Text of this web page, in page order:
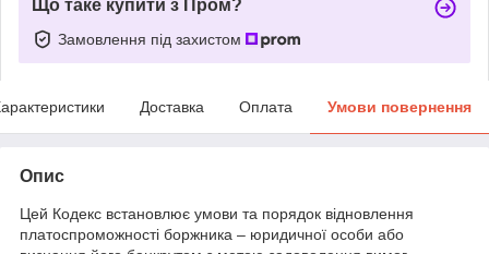
Що таке купити з Пром?
Замовлення під захистом
Доставка Оплата Умови повернення
Опис
Цей Кодекс встановлює умови та порядок відновлення
платоспроможності боржника – юридичної особи або